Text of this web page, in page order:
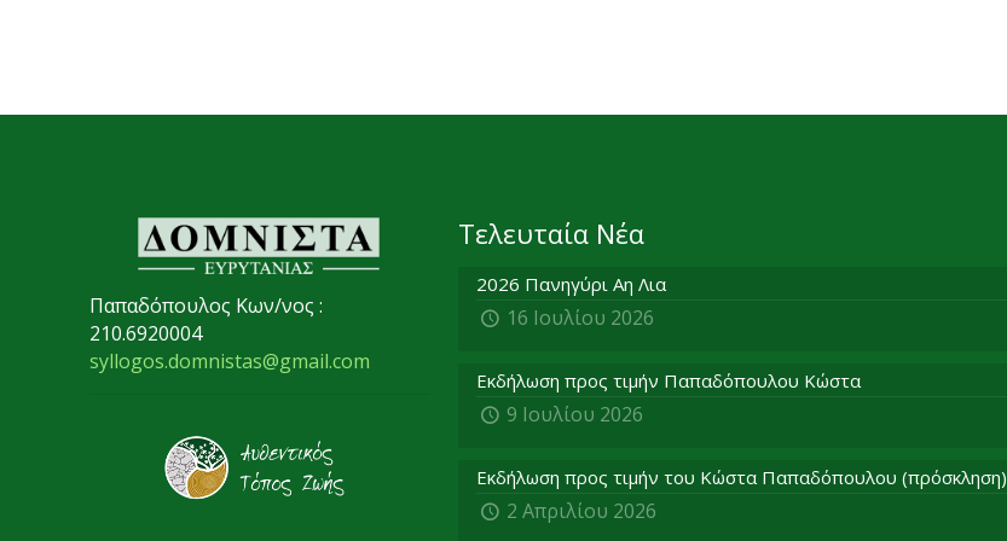
Παπαδόπουλος Κων/νος :
210.6920004
syllogos.domnistas@gmail.com
Τελευταία Νέα
2026 Πανηγύρι Αη Λια
16 Ιουλίου 2026
Εκδήλωση προς τιμήν Παπαδόπουλου Κώστα
9 Ιουλίου 2026
Εκδήλωση προς τιμήν του Κώστα Παπαδόπουλου (πρόσκληση)
2 Απριλίου 2026